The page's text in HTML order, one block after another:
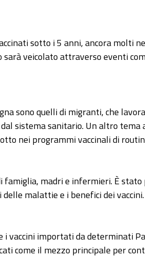
sotto i 5 anni, ancora molti
veicolato attraverso eventi
sono quelli di migranti, che
sistema sanitario. Un altro tema
nei programmi vaccinali di
madri e infermieri. È
malattie e i benefici dei vaccini.
vaccini importati da determinati
come il mezzo principale per